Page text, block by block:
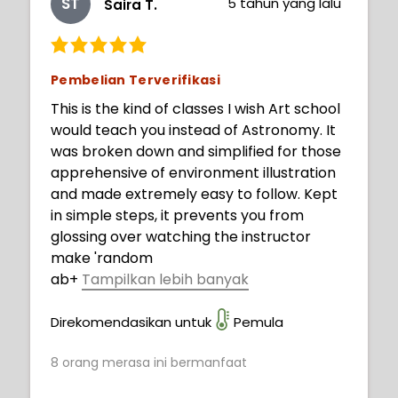
Saira T.
Pembelian Terverifikasi
This is the kind of classes I wish Art school
would teach you instead of Astronomy. It
was broken down and simplified for those
apprehensive of environment illustration
and made extremely easy to follow. Kept
in simple steps, it prevents you from
glossing over watching the instructor
make 'random
ab+ Tampilkan lebih banyak
and see they have already created a
you don't even know where it came from. I
Direkomendasikan untuk Pemula
8 orang merasa ini bermanfaat